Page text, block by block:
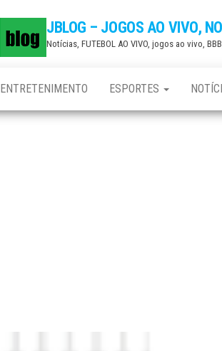
JBLOG – JOGOS AO VIVO,
Notícias, FUTEBOL AO VIVO, jogos ao vivo,
ENTRETENIMENTO ESPORTES